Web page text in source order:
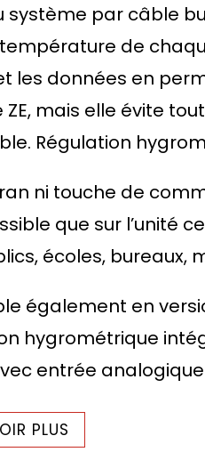
système par câble
de
les données en
mais elle évite
Régulation
ni touche de
que sur l’unité
écoles, bureaux,
également en
hygrométrique
entrée
PLUS